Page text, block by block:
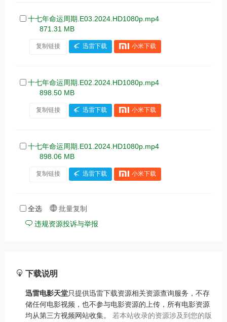
十七年命运周期.E03.2024.HD1080p.mp4
871.31 MB
复制链接 迅雷下载 小米下载
十七年命运周期.E02.2024.HD1080p.mp4
898.50 MB
复制链接 迅雷下载 小米下载
十七年命运周期.E01.2024.HD1080p.mp4
898.06 MB
复制链接 迅雷下载 小米下载
全选
批量复制
违规资源投诉与举报
下载说明
迅雷电影天堂只提供迅雷下载资源相关资源查询服务，不存
储任何电影视频，也不参与电影资源的上传，所有电影资源
均从第三方视频网站收集。 若本站收录的资源涉及到您的版